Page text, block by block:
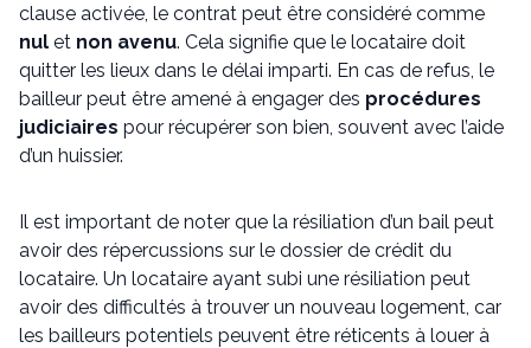
clause activée, le contrat peut être considéré comme
nul et non avenu. Cela signifie que le locataire doit
quitter les lieux dans le délai imparti. En cas de refus, le
bailleur peut être amené à engager des procédures
judiciaires pour récupérer son bien, souvent avec l’aide
d’un huissier.
Il est important de noter que la résiliation d’un bail peut
avoir des répercussions sur le dossier de crédit du
locataire. Un locataire ayant subi une résiliation peut
avoir des difficultés à trouver un nouveau logement, car
les bailleurs potentiels peuvent être réticents à louer à